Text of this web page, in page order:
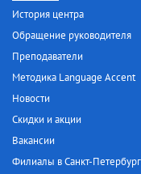
История центра
Обращение руководителя
Преподаватели
Методика Language Accent
Новости
Скидки и акции
Вакансии
Филиалы в Санкт-